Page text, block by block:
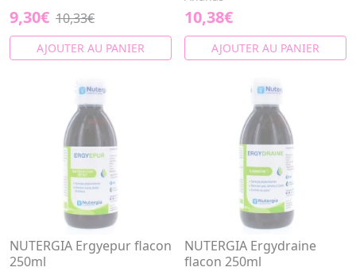
9,30€ 10,33€
AJOUTER AU PANIER
10,38€
AJOUTER AU PANIER
NUTERGIA Ergyepur flacon
250ml
NUTERGIA Ergydraine
flacon 250ml